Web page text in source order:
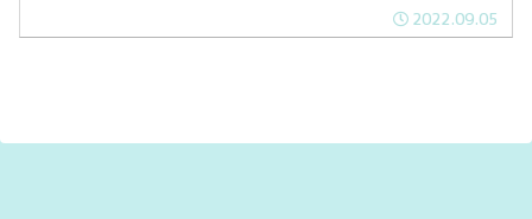
浸水という被害が懸念されます。今回
は、台風から愛車を守る方法を紹介しま
2022.09.05